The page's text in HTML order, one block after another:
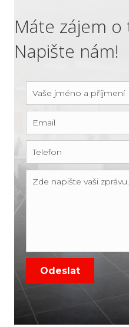
Máte zájem
Napište nám!